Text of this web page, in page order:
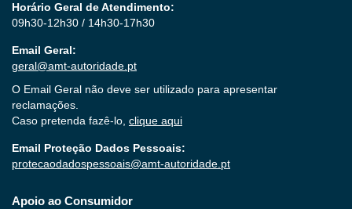
Horário Geral de Atendimento:
09h30-12h30 / 14h30-17h30
Email Geral:
geral@amt-autoridade.pt
O Email Geral não deve ser utilizado para apresentar
reclamações.
Caso pretenda fazê-lo, clique aqui
Email Proteção Dados Pessoais:
protecaodadospessoais@amt-autoridade.pt
Apoio ao Consumidor